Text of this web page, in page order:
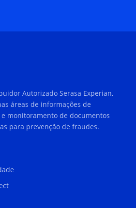
Autorizado Serasa Experian,
áreas de informações de
monitoramento de documentos
para prevenção de fraudes.